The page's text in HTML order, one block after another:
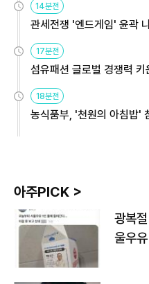
14분전
관세전쟁 '엔드게임' 윤곽
17분전
섬유패션 글로벌 경쟁력
18분전
농식품부, '천원의 아침밥'
아주PICK >
광복
울우